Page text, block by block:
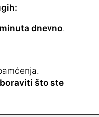
minuta dnevno.
što ste